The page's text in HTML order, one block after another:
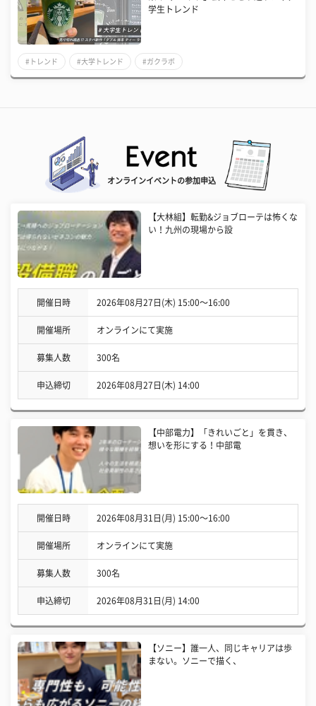
学生トレンド
#トレンド #大学トレンド #ガクラボ
オンラインイベントの参加申込
【大林組】転勤&ジョブローテは怖くな
い！九州の現場から設
開催日時 2026年08月27日(木) 15:00〜16:00
開催場所 オンラインにて実施
募集人数 300名
申込締切 2026年08月27日(木) 14:00
【中部電力】「きれいごと」を貫き、
想いを形にする！中部電
開催日時 2026年08月31日(月) 15:00〜16:00
開催場所 オンラインにて実施
募集人数 300名
申込締切 2026年08月31日(月) 14:00
【ソニー】誰一人、同じキャリアは歩
まない。ソニーで描く、